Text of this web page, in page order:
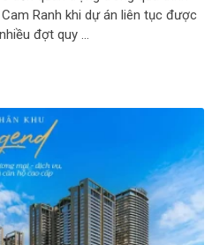
Ranh khi dự án liên tục được
đợt quy …